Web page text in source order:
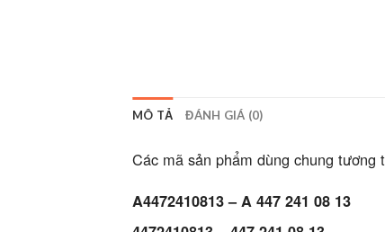
MÔ TẢ ĐÁNH GIÁ (0)
Các mã sản phẩm dùng chung tương
A4472410813 – A 447 241 08 13